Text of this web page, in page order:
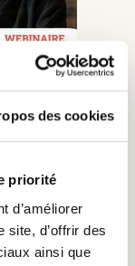
des cookies
priorité
d’améliorer
site, d’offrir des
ainsi que
webinaires, de
Objectif :
,
de soutenir le